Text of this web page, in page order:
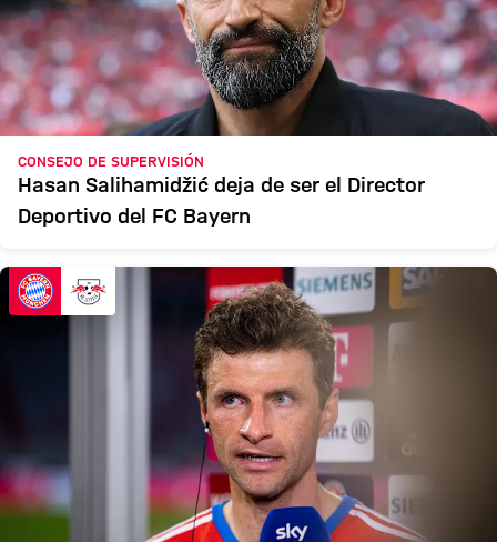
CONSEJO DE SUPERVISIÓN
Hasan Salihamidžić deja de ser el Director
Deportivo del FC Bayern